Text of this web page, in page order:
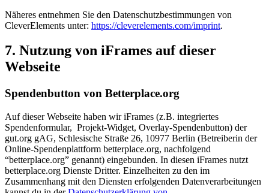
Näheres entnehmen Sie den Datenschutzbestimmungen von
CleverElements unter: https://cleverelements.com/imprint.
7. Nutzung von iFrames auf dieser
Webseite
Spendenbutton von Betterplace.org
Auf dieser Webseite haben wir iFrames (z.B. integriertes
Spendenformular, Projekt-Widget, Overlay-Spendenbutton) der
gut.org gAG, Schlesische Straße 26, 10977 Berlin (Betreiberin der
Online-Spendenplattform betterplace.org, nachfolgend
“betterplace.org” genannt) eingebunden. In diesen iFrames nutzt
betterplace.org Dienste Dritter. Einzelheiten zu den im
Zusammenhang mit den Diensten erfolgenden Datenverarbeitungen